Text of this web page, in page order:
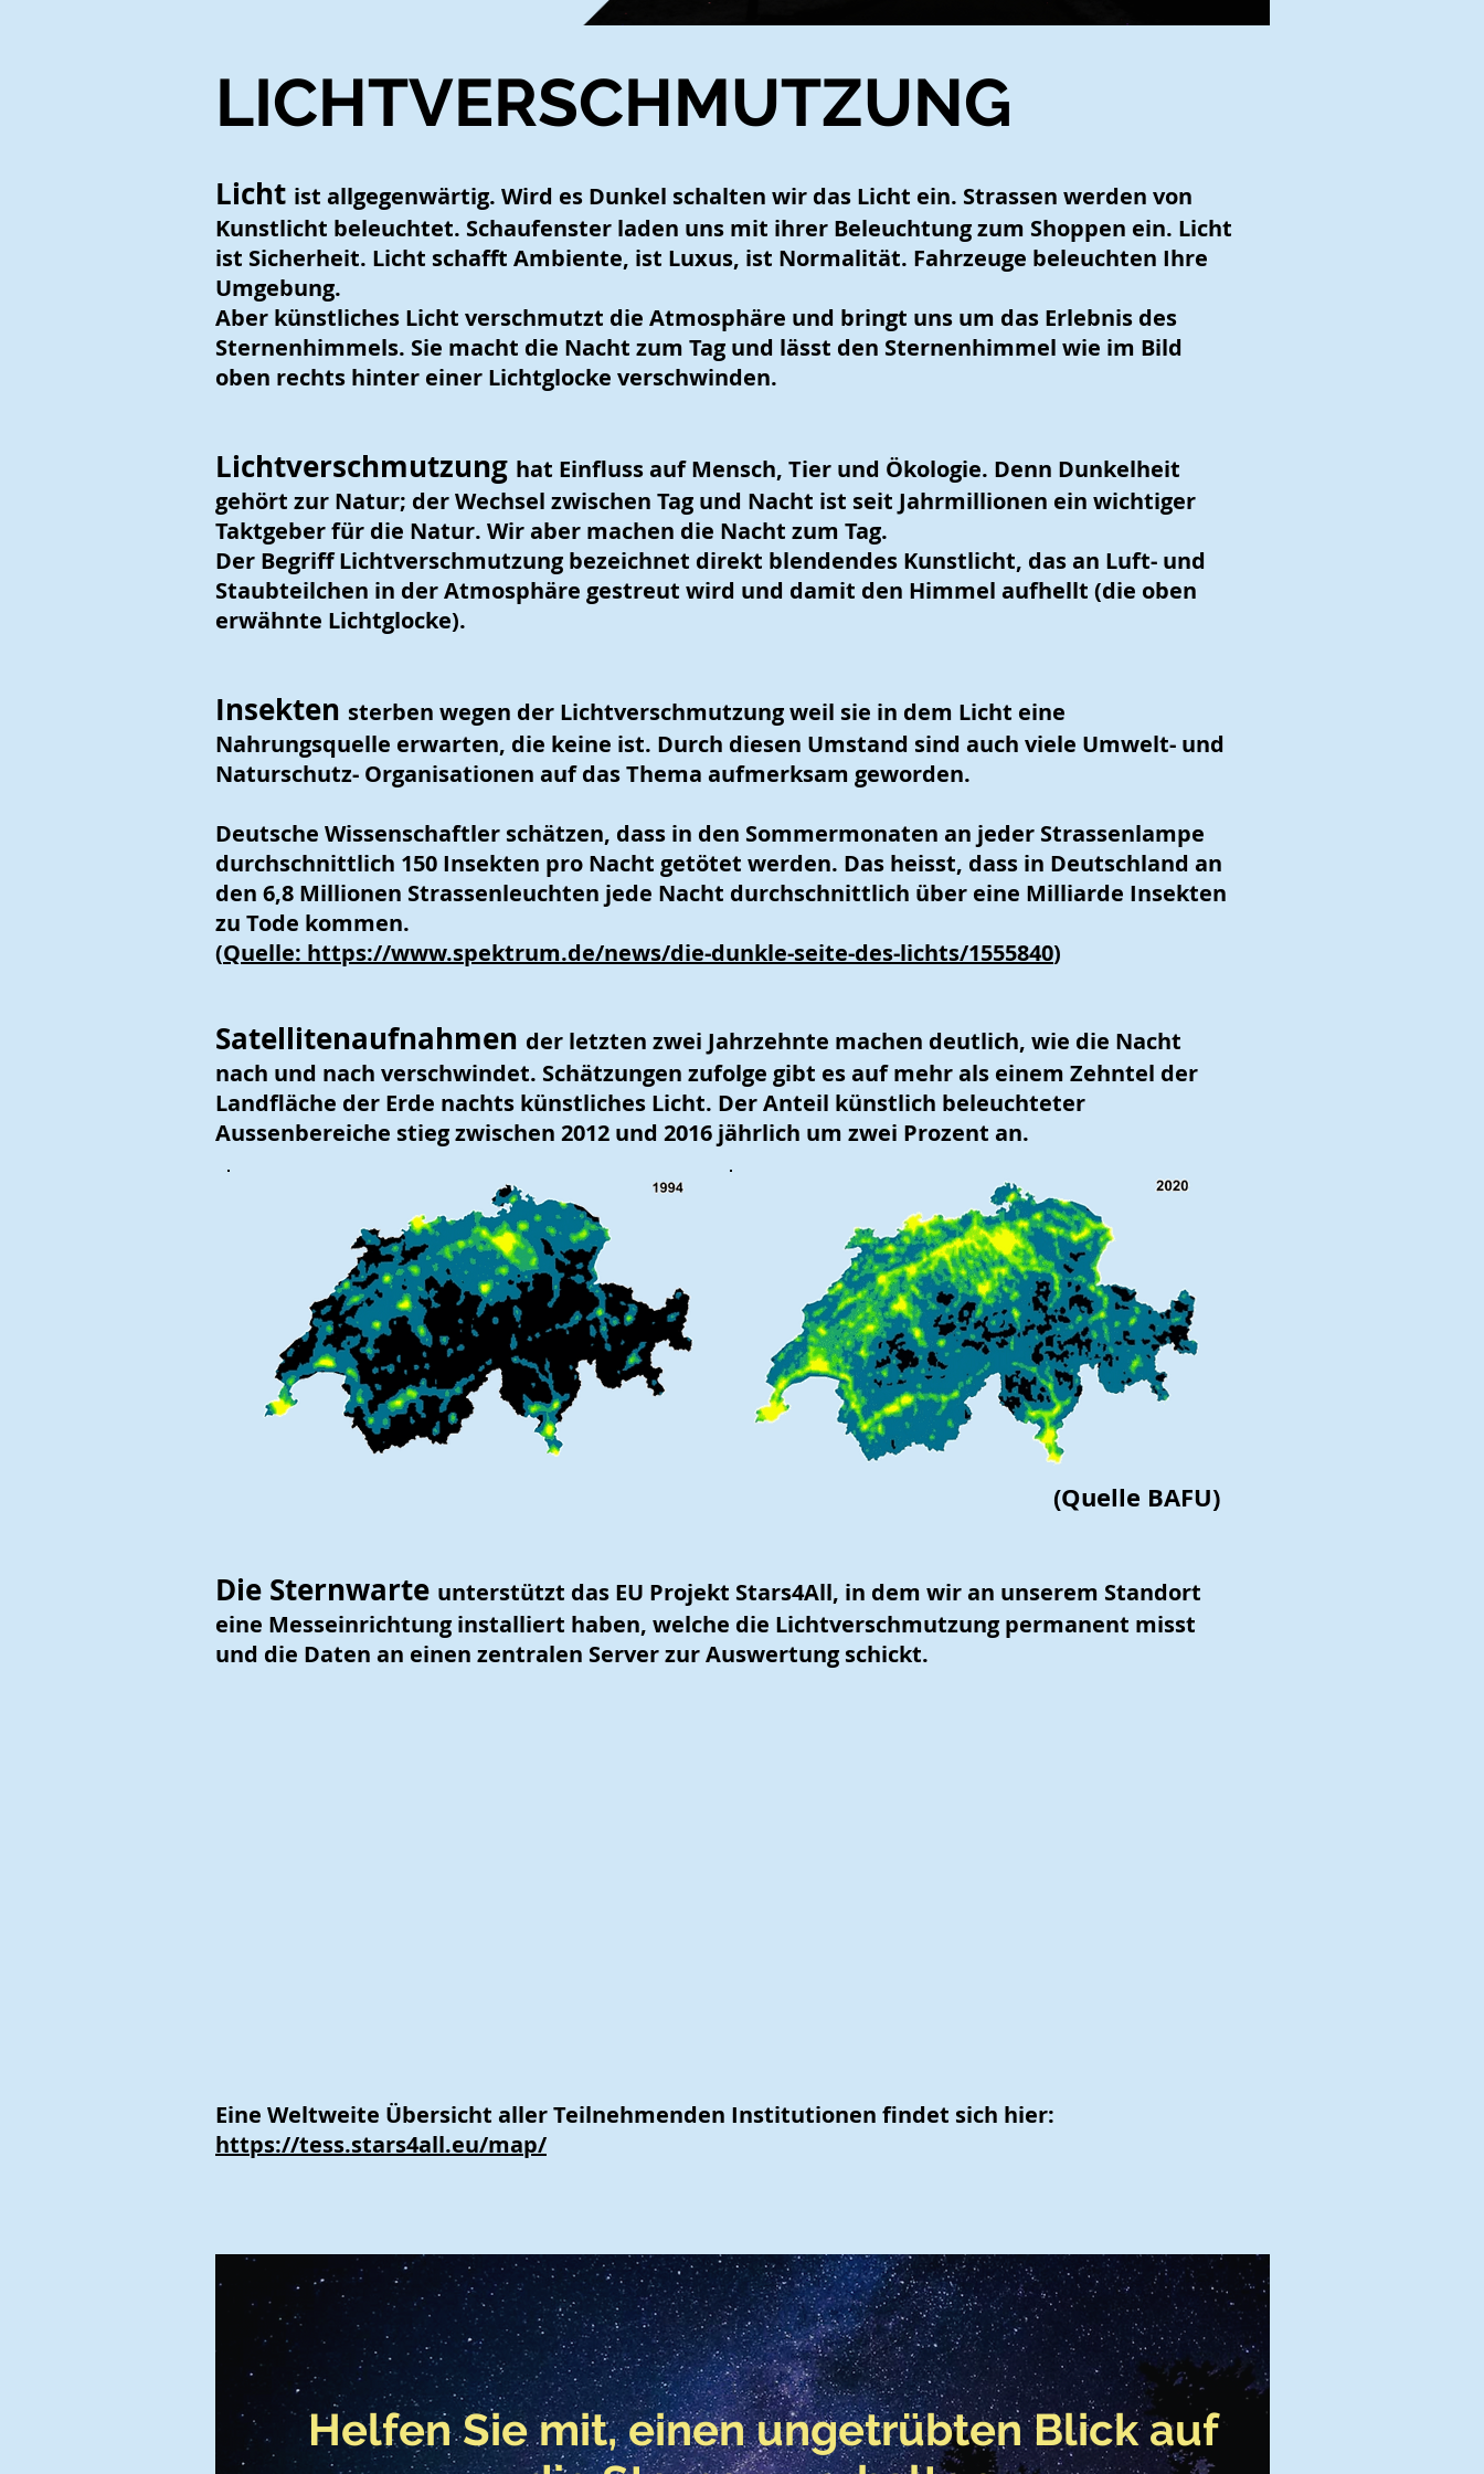
LICHTVERSCHMUTZUNG
Licht ist allgegenwärtig. Wird es Dunkel schalten wir das Licht ein. Strassen werden von
Kunstlicht beleuchtet. Schaufenster laden uns mit ihrer Beleuchtung zum Shoppen ein. Licht
ist Sicherheit. Licht schafft Ambiente, ist Luxus, ist Normalität. Fahrzeuge beleuchten Ihre
Umgebung.
Aber künstliches Licht verschmutzt die Atmosphäre und bringt uns um das Erlebnis des
Sternenhimmels. Sie macht die Nacht zum Tag und lässt den Sternenhimmel wie im Bild
oben rechts hinter einer Lichtglocke verschwinden.
Lichtverschmutzung hat Einfluss auf Mensch, Tier und Ökologie. Denn Dunkelheit
gehört zur Natur; der Wechsel zwischen Tag und Nacht ist seit Jahrmillionen ein wichtiger
Taktgeber für die Natur. Wir aber machen die Nacht zum Tag.
Der Begriff Lichtverschmutzung bezeichnet direkt blendendes Kunstlicht, das an Luft- und
Staubteilchen in der Atmosphäre gestreut wird und damit den Himmel aufhellt (die oben
erwähnte Lichtglocke).
Insekten sterben wegen der Lichtverschmutzung weil sie in dem Licht eine
Nahrungsquelle erwarten, die keine ist. Durch diesen Umstand sind auch viele Umwelt- und
Naturschutz- Organisationen auf das Thema aufmerksam geworden.
Deutsche Wissenschaftler schätzen, dass in den Sommermonaten an jeder Strassenlampe
durchschnittlich 150 Insekten pro Nacht getötet werden. Das heisst, dass in Deutschland an
den 6,8 Millionen Strassenleuchten jede Nacht durchschnittlich über eine Milliarde Insekten
zu Tode kommen.
(Quelle: https://www.spektrum.de/news/die-dunkle-seite-des-lichts/1555840)
Satellitenaufnahmen der letzten zwei Jahrzehnte machen deutlich, wie die Nacht
nach und nach verschwindet. Schätzungen zufolge gibt es auf mehr als einem Zehntel der
Landfläche der Erde nachts künstliches Licht. Der Anteil künstlich beleuchteter
Aussenbereiche stieg zwischen 2012 und 2016 jährlich um zwei Prozent an.
(Quelle BAFU)
Die Sternwarte unterstützt das EU Projekt Stars4All, in dem wir an unserem Standort
eine Messeinrichtung installiert haben, welche die Lichtverschmutzung permanent misst
und die Daten an einen zentralen Server zur Auswertung schickt.
Eine Weltweite Übersicht aller Teilnehmenden Institutionen findet sich hier:
https://tess.stars4all.eu/map/
Helfen Sie mit, einen ungetrübten Blick auf